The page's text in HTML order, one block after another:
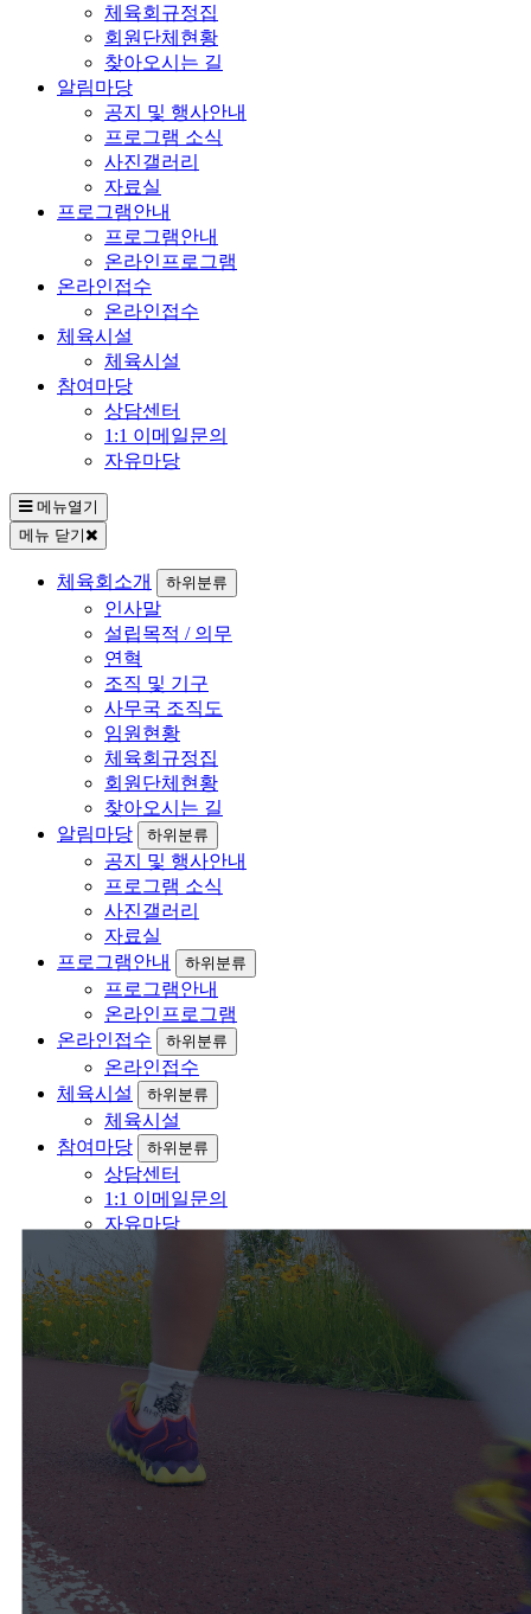
체육회규정집
회원단체현황
찾아오시는 길
알림마당
공지 및 행사안내
프로그램 소식
사진갤러리
자료실
프로그램안내
프로그램안내
온라인프로그램
온라인접수
온라인접수
체육시설
체육시설
참여마당
상담센터
1:1 이메일문의
자유마당
메뉴열기
메뉴 닫기
체육회소개 하위분류
인사말
설립목적 / 의무
연혁
조직 및 기구
사무국 조직도
임원현황
체육회규정집
회원단체현황
찾아오시는 길
알림마당
하위분류
공지 및 행사안내
프로그램 소식
사진갤러리
자료실
프로그램안내
하위분류
프로그램안내
온라인프로그램
온라인접수
하위분류
온라인접수
체육시설
하위분류
체육시설
참여마당
하위분류
상담센터
1:1 이메일문의
자유마당